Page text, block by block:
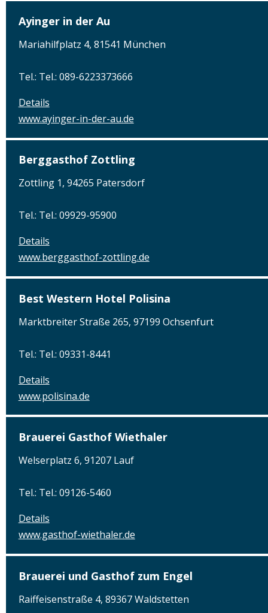
Ayinger in der Au
Mariahilfplatz 4, 81541 München
Tel.: Tel.: 089-6223373666
Details
www.ayinger-in-der-au.de
Berggasthof Zottling
Zottling 1, 94265 Patersdorf
Tel.: Tel.: 09929-95900
Details
www.berggasthof-zottling.de
Best Western Hotel Polisina
Marktbreiter Straße 265, 97199 Ochsenfurt
Tel.: Tel.: 09331-8441
Details
www.polisina.de
Brauerei Gasthof Wiethaler
Welserplatz 6, 91207 Lauf
Tel.: Tel.: 09126-5460
Details
www.gasthof-wiethaler.de
Brauerei und Gasthof zum Engel
Raiffeisenstraße 4, 89367 Waldstetten